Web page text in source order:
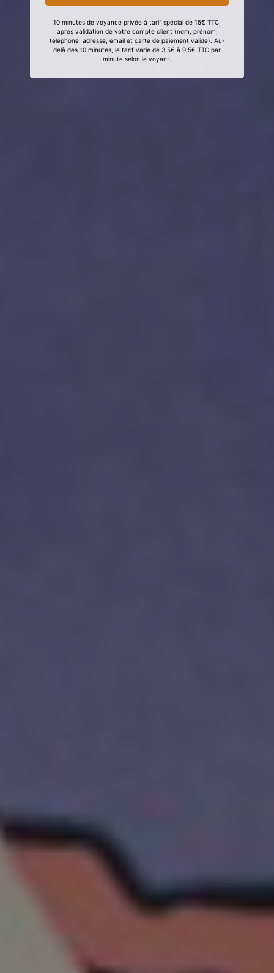
10 minutes de voyance privée à tarif spécial de 15€ TTC,
après validation de votre compte client (nom, prénom,
téléphone, adresse, email et carte de paiement valide). Au-
delà des 10 minutes, le tarif varie de 3,5€ à 9,5€ TTC par
minute selon le voyant.